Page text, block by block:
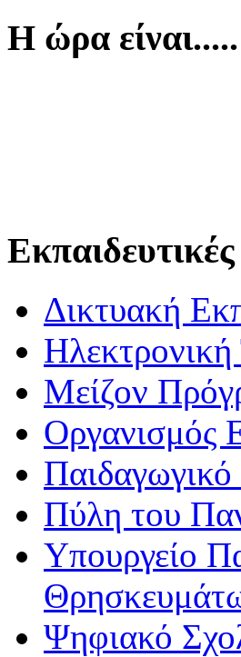
Η ώρα είναι.....
Δικτυακή
Μείζον
Οργανισμός
Παιδαγωγικό
Πύλη του
Υπουργείο
Ψηφιακό